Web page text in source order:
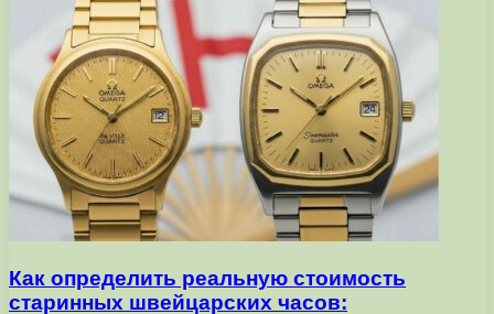
Как определить реальную стоимость
старинных швейцарских часов: